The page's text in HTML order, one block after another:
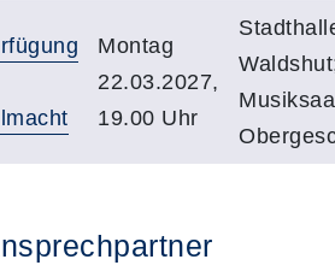
Montag
22.03.2027,
19.00 Uhr